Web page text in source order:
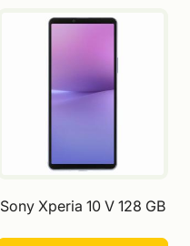
Sony Xperia 10 V 128 GB